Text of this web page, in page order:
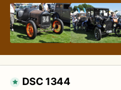
DSC 1344